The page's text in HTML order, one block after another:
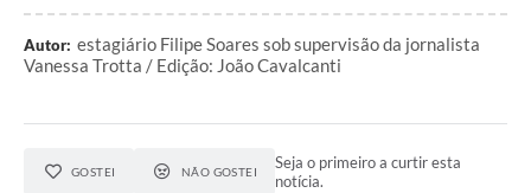
Autor: estagiário Filipe Soares sob supervisão da jornalista
Vanessa Trotta / Edição: João Cavalcanti
GOSTEI NÃO GOSTEI
Seja o primeiro a curtir esta
notícia.